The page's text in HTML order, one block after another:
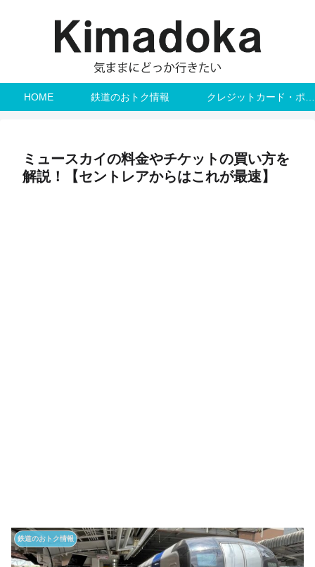
HOME 鉄道のおトク情報
ミュースカイの料金やチケットの買い方を
解説！【セントレアからはこれが最速】
鉄道のおトク情報